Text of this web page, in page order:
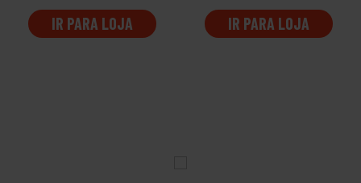
IR PARA LOJA IR PARA LOJA